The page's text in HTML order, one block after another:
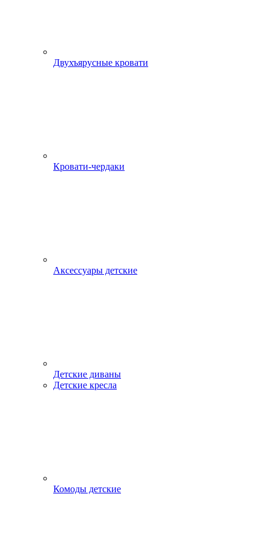
Двухъярусные кровати
Кровати-чердаки
Аксессуары детские
Детские диваны
Детские кресла
Комоды детские